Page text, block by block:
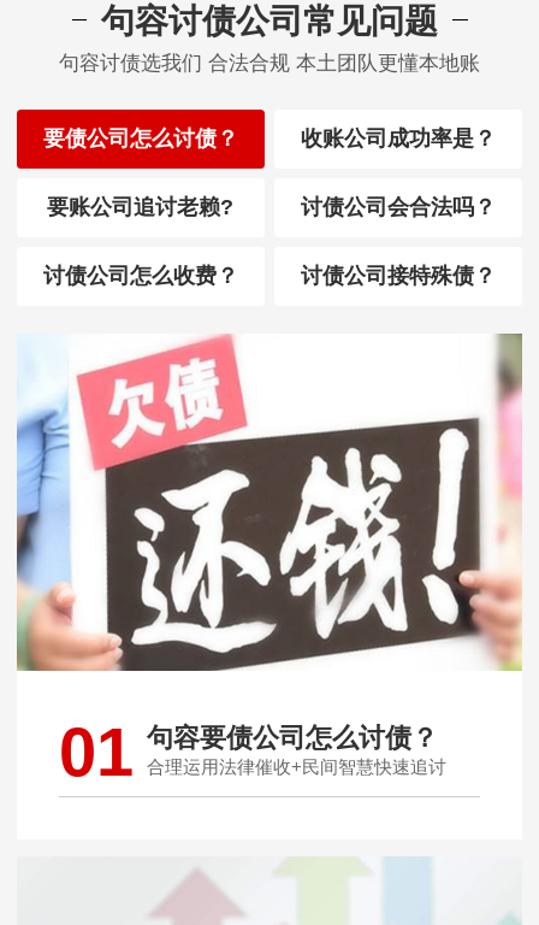
句容讨债公司常见问题
句容讨债选我们 合法合规 本土团队更懂本地账
要债公司怎么讨债？ 收账公司成功率是？
要账公司追讨老赖? 讨债公司会合法吗？
讨债公司怎么收费？ 讨债公司接特殊债？
01 句容要债公司怎么讨债？
合理运用法律催收+民间智慧快速追讨